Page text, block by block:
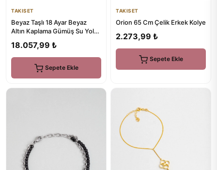
TAKISET
Beyaz Taşlı 18 Ayar Beyaz
Altın Kaplama Gümüş Su Yolu
18.057,99 ₺
Sepete Ekle
TAKISET
Orion 65 Cm Çelik Erkek Kolye
2.273,99 ₺
Sepete Ekle